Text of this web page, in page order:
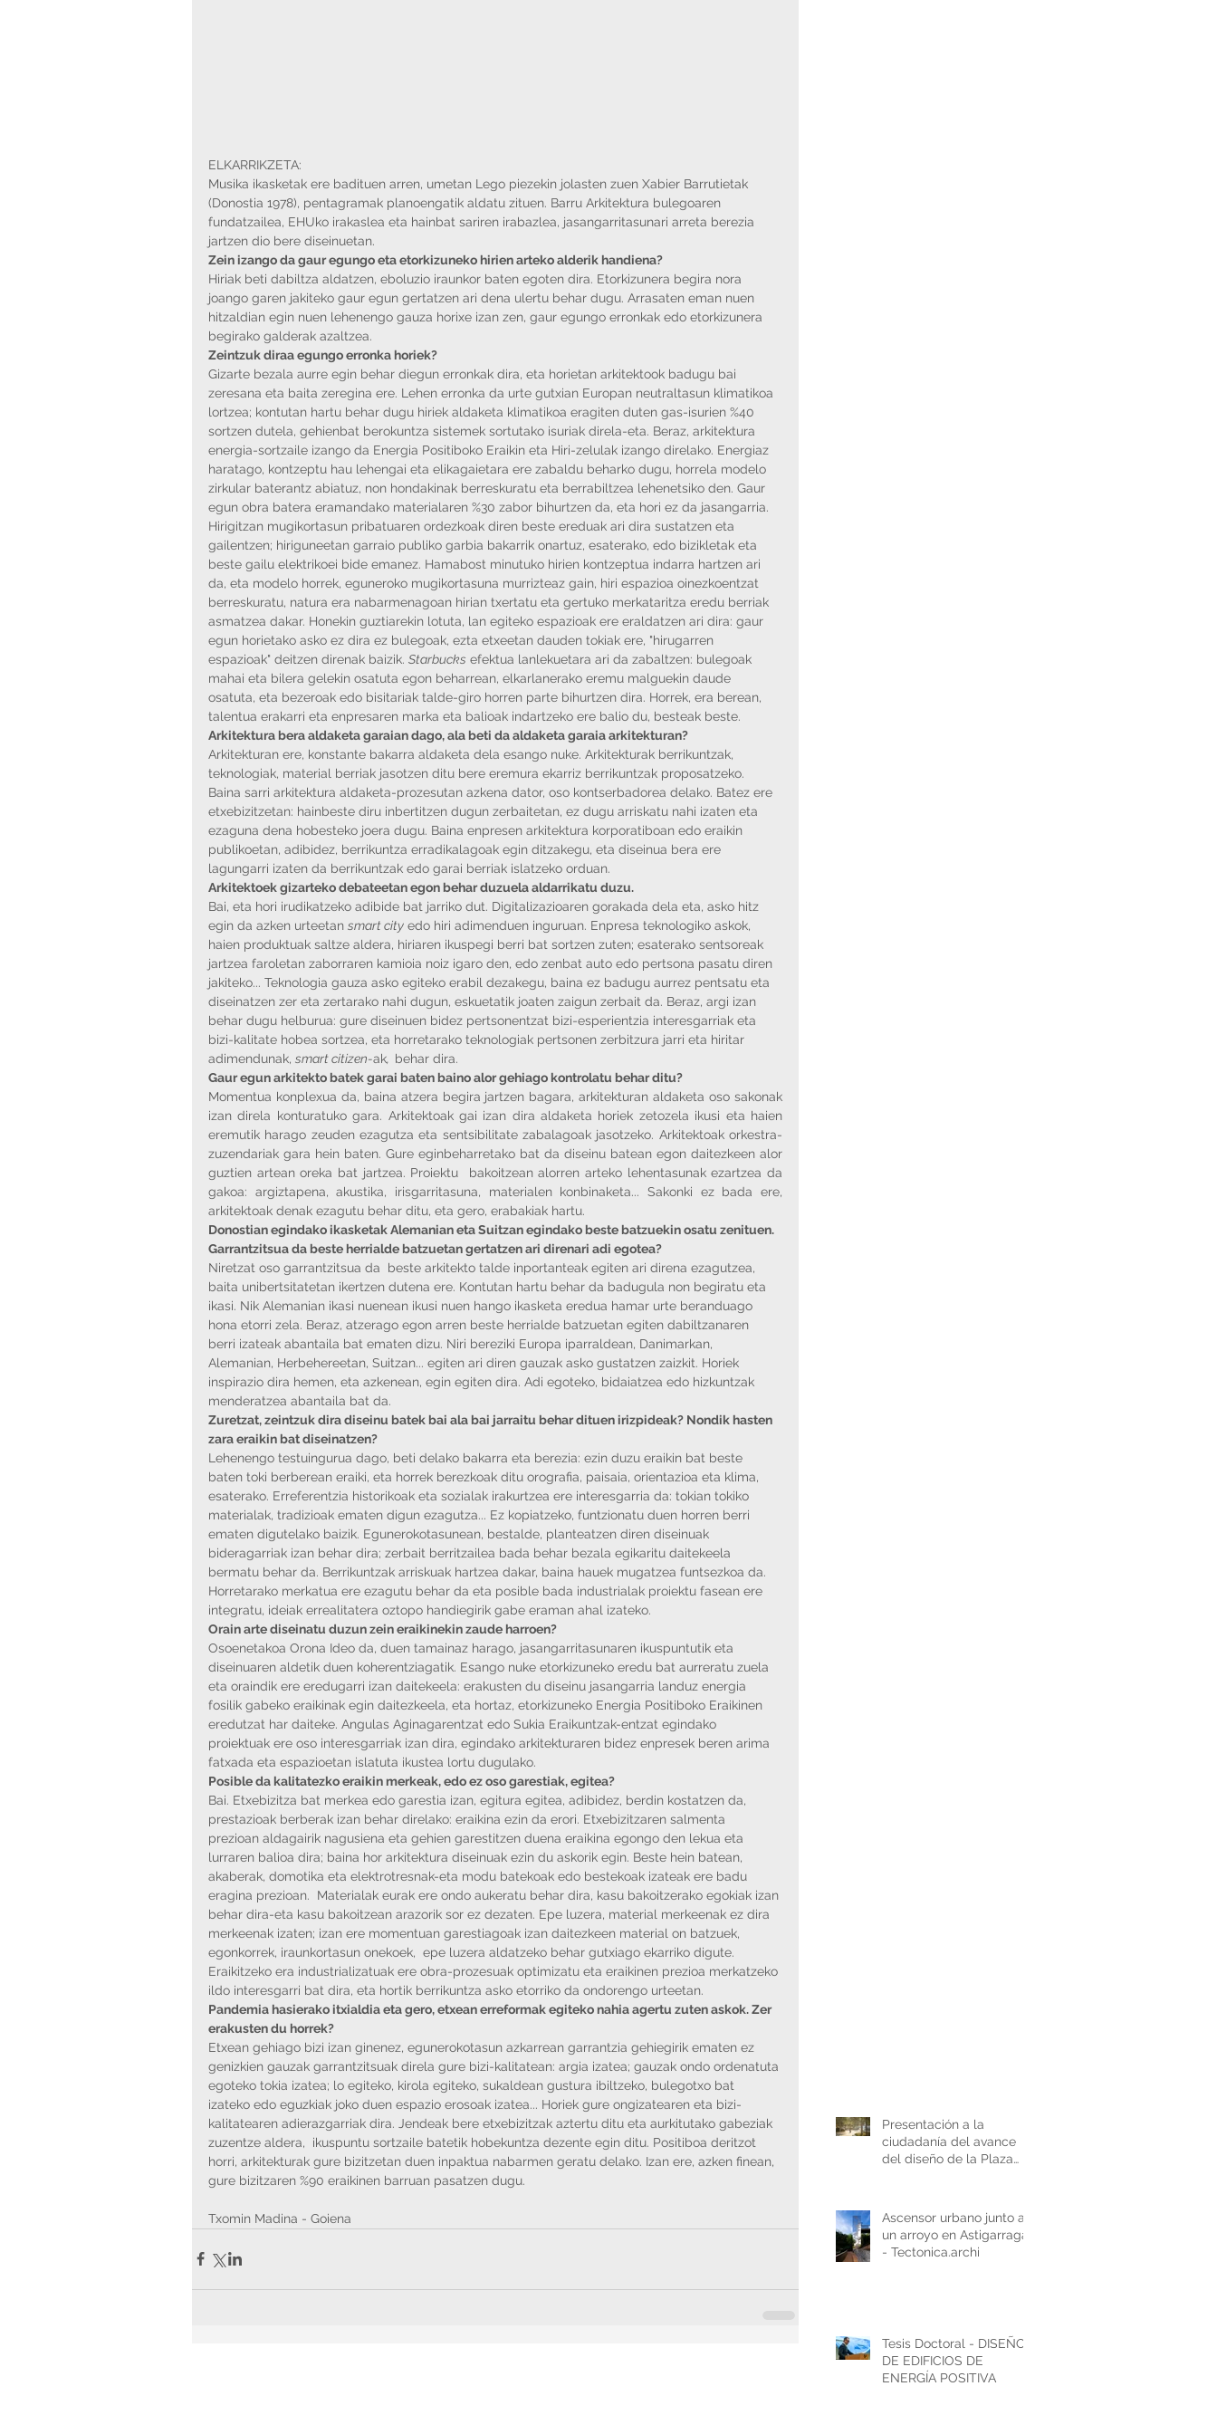
ELKARRIKZETA:
Musika ikasketak ere badituen arren, umetan Lego piezekin jolasten zuen Xabier Barrutietak
(Donostia 1978), pentagramak planoengatik aldatu zituen. Barru Arkitektura bulegoaren
fundatzailea, EHUko irakaslea eta hainbat sariren irabazlea, jasangarritasunari arreta berezia
jartzen dio bere diseinuetan.
Zein izango da gaur egungo eta etorkizuneko hirien arteko alderik handiena?
Hiriak beti dabiltza aldatzen, eboluzio iraunkor baten egoten dira. Etorkizunera begira nora
joango garen jakiteko gaur egun gertatzen ari dena ulertu behar dugu. Arrasaten eman nuen
hitzaldian egin nuen lehenengo gauza horixe izan zen, gaur egungo erronkak edo etorkizunera
begirako galderak azaltzea.
Zeintzuk diraa egungo erronka horiek?
Gizarte bezala aurre egin behar diegun erronkak dira, eta horietan arkitektook badugu bai
zeresana eta baita zeregina ere. Lehen erronka da urte gutxian Europan neutraltasun klimatikoa
lortzea; kontutan hartu behar dugu hiriek aldaketa klimatikoa eragiten duten gas-isurien %40
sortzen dutela, gehienbat berokuntza sistemek sortutako isuriak direla-eta. Beraz, arkitektura
energia-sortzaile izango da Energia Positiboko Eraikin eta Hiri-zelulak izango direlako. Energiaz
haratago, kontzeptu hau lehengai eta elikagaietara ere zabaldu beharko dugu, horrela modelo
zirkular baterantz abiatuz, non hondakinak berreskuratu eta berrabiltzea lehenetsiko den. Gaur
egun obra batera eramandako materialaren %30 zabor bihurtzen da, eta hori ez da jasangarria.
Hirigitzan mugikortasun pribatuaren ordezkoak diren beste ereduak ari dira sustatzen eta
gailentzen; hiriguneetan garraio publiko garbia bakarrik onartuz, esaterako, edo bizikletak eta
beste gailu elektrikoei bide emanez. Hamabost minutuko hirien kontzeptua indarra hartzen ari
da, eta modelo horrek, eguneroko mugikortasuna murrizteaz gain, hiri espazioa oinezkoentzat
berreskuratu, natura era nabarmenagoan hirian txertatu eta gertuko merkataritza eredu berriak
asmatzea dakar. Honekin guztiarekin lotuta, lan egiteko espazioak ere eraldatzen ari dira: gaur
egun horietako asko ez dira ez bulegoak, ezta etxeetan dauden tokiak ere, "hirugarren
espazioak" deitzen direnak baizik. Starbucks efektua lanlekuetara ari da zabaltzen: bulegoak
mahai eta bilera gelekin osatuta egon beharrean, elkarlanerako eremu malguekin daude
osatuta, eta bezeroak edo bisitariak talde-giro horren parte bihurtzen dira. Horrek, era berean,
talentua erakarri eta enpresaren marka eta balioak indartzeko ere balio du, besteak beste.
Arkitektura bera aldaketa garaian dago, ala beti da aldaketa garaia arkitekturan?
Arkitekturan ere, konstante bakarra aldaketa dela esango nuke. Arkitekturak berrikuntzak,
teknologiak, material berriak jasotzen ditu bere eremura ekarriz berrikuntzak proposatzeko.
Baina sarri arkitektura aldaketa-prozesutan azkena dator, oso kontserbadorea delako. Batez ere
etxebizitzetan: hainbeste diru inbertitzen dugun zerbaitetan, ez dugu arriskatu nahi izaten eta
ezaguna dena hobesteko joera dugu. Baina enpresen arkitektura korporatiboan edo eraikin
publikoetan, adibidez, berrikuntza erradikalagoak egin ditzakegu, eta diseinua bera ere
lagungarri izaten da berrikuntzak edo garai berriak islatzeko orduan.
Arkitektoek gizarteko debateetan egon behar duzuela aldarrikatu duzu.
Bai, eta hori irudikatzeko adibide bat jarriko dut. Digitalizazioaren gorakada dela eta, asko hitz
egin da azken urteetan smart city edo hiri adimenduen inguruan. Enpresa teknologiko askok,
haien produktuak saltze aldera, hiriaren ikuspegi berri bat sortzen zuten; esaterako sentsoreak
jartzea faroletan zaborraren kamioia noiz igaro den, edo zenbat auto edo pertsona pasatu diren
jakiteko... Teknologia gauza asko egiteko erabil dezakegu, baina ez badugu aurrez pentsatu eta
diseinatzen zer eta zertarako nahi dugun, eskuetatik joaten zaigun zerbait da. Beraz, argi izan
behar dugu helburua: gure diseinuen bidez pertsonentzat bizi-esperientzia interesgarriak eta
bizi-kalitate hobea sortzea, eta horretarako teknologiak pertsonen zerbitzura jarri eta hiritar
adimendunak, smart citizen-ak, behar dira.
Gaur egun arkitekto batek garai baten baino alor gehiago kontrolatu behar ditu?
Momentua konplexua da, baina atzera begira jartzen bagara, arkitekturan aldaketa oso sakonak
izan direla konturatuko gara. Arkitektoak gai izan dira aldaketa horiek zetozela ikusi eta haien
eremutik harago zeuden ezagutza eta sentsibilitate zabalagoak jasotzeko. Arkitektoak orkestra-
zuzendariak gara hein baten. Gure eginbeharretako bat da diseinu batean egon daitezkeen alor
guztien artean oreka bat jartzea. Proiektu  bakoitzean alorren arteko lehentasunak ezartzea da
gakoa: argiztapena, akustika, irisgarritasuna, materialen konbinaketa... Sakonki ez bada ere,
arkitektoak denak ezagutu behar ditu, eta gero, erabakiak hartu.
Donostian egindako ikasketak Alemanian eta Suitzan egindako beste batzuekin osatu zenituen.
Garrantzitsua da beste herrialde batzuetan gertatzen ari direnari adi egotea?
Niretzat oso garrantzitsua da  beste arkitekto talde inportanteak egiten ari direna ezagutzea,
baita unibertsitatetan ikertzen dutena ere. Kontutan hartu behar da badugula non begiratu eta
ikasi. Nik Alemanian ikasi nuenean ikusi nuen hango ikasketa eredua hamar urte beranduago
hona etorri zela. Beraz, atzerago egon arren beste herrialde batzuetan egiten dabiltzanaren
berri izateak abantaila bat ematen dizu. Niri bereziki Europa iparraldean, Danimarkan,
Alemanian, Herbehereetan, Suitzan... egiten ari diren gauzak asko gustatzen zaizkit. Horiek
inspirazio dira hemen, eta azkenean, egin egiten dira. Adi egoteko, bidaiatzea edo hizkuntzak
menderatzea abantaila bat da.
Zuretzat, zeintzuk dira diseinu batek bai ala bai jarraitu behar dituen irizpideak? Nondik hasten
zara eraikin bat diseinatzen?
Lehenengo testuingurua dago, beti delako bakarra eta berezia: ezin duzu eraikin bat beste
baten toki berberean eraiki, eta horrek berezkoak ditu orografia, paisaia, orientazioa eta klima,
esaterako. Erreferentzia historikoak eta sozialak irakurtzea ere interesgarria da: tokian tokiko
materialak, tradizioak ematen digun ezagutza... Ez kopiatzeko, funtzionatu duen horren berri
ematen digutelako baizik. Egunerokotasunean, bestalde, planteatzen diren diseinuak
bideragarriak izan behar dira; zerbait berritzailea bada behar bezala egikaritu daitekeela
bermatu behar da. Berrikuntzak arriskuak hartzea dakar, baina hauek mugatzea funtsezkoa da.
Horretarako merkatua ere ezagutu behar da eta posible bada industrialak proiektu fasean ere
integratu, ideiak errealitatera oztopo handiegirik gabe eraman ahal izateko.
Orain arte diseinatu duzun zein eraikinekin zaude harroen?
Osoenetakoa Orona Ideo da, duen tamainaz harago, jasangarritasunaren ikuspuntutik eta
diseinuaren aldetik duen koherentziagatik. Esango nuke etorkizuneko eredu bat aurreratu zuela
eta oraindik ere eredugarri izan daitekeela: erakusten du diseinu jasangarria landuz energia
fosilik gabeko eraikinak egin daitezkeela, eta hortaz, etorkizuneko Energia Positiboko Eraikinen
eredutzat har daiteke. Angulas Aginagarentzat edo Sukia Eraikuntzak-entzat egindako
proiektuak ere oso interesgarriak izan dira, egindako arkitekturaren bidez enpresek beren arima
fatxada eta espazioetan islatuta ikustea lortu dugulako.
Posible da kalitatezko eraikin merkeak, edo ez oso garestiak, egitea?
Bai. Etxebizitza bat merkea edo garestia izan, egitura egitea, adibidez, berdin kostatzen da,
prestazioak berberak izan behar direlako: eraikina ezin da erori. Etxebizitzaren salmenta
prezioan aldagairik nagusiena eta gehien garestitzen duena eraikina egongo den lekua eta
lurraren balioa dira; baina hor arkitektura diseinuak ezin du askorik egin. Beste hein batean,
akaberak, domotika eta elektrotresnak-eta modu batekoak edo bestekoak izateak ere badu
eragina prezioan.  Materialak eurak ere ondo aukeratu behar dira, kasu bakoitzerako egokiak izan
behar dira-eta kasu bakoitzean arazorik sor ez dezaten. Epe luzera, material merkeenak ez dira
merkeenak izaten; izan ere momentuan garestiagoak izan daitezkeen material on batzuek,
egonkorrek, iraunkortasun onekoek,  epe luzera aldatzeko behar gutxiago ekarriko digute.
Eraikitzeko era industrializatuak ere obra-prozesuak optimizatu eta eraikinen prezioa merkatzeko
ildo interesgarri bat dira, eta hortik berrikuntza asko etorriko da ondorengo urteetan.
Pandemia hasierako itxialdia eta gero, etxean erreformak egiteko nahia agertu zuten askok. Zer
erakusten du horrek?
Etxean gehiago bizi izan ginenez, egunerokotasun azkarrean garrantzia gehiegirik ematen ez
genizkien gauzak garrantzitsuak direla gure bizi-kalitatean: argia izatea; gauzak ondo ordenatuta
egoteko tokia izatea; lo egiteko, kirola egiteko, sukaldean gustura ibiltzeko, bulegotxo bat
izateko edo eguzkiak joko duen espazio erosoak izatea... Horiek gure ongizatearen eta bizi-
kalitatearen adierazgarriak dira. Jendeak bere etxebizitzak aztertu ditu eta aurkitutako gabeziak
zuzentze aldera,  ikuspuntu sortzaile batetik hobekuntza dezente egin ditu. Positiboa deritzot
horri, arkitekturak gure bizitzetan duen inpaktua nabarmen geratu delako. Izan ere, azken finean,
gure bizitzaren %90 eraikinen barruan pasatzen dugu.
Txomin Madina - Goiena
Presentación a la
ciudadanía del avance
del diseño de la Plaza
Ascensor urbano junto a
un arroyo en Astigarraga
- Tectonica.archi
Tesis Doctoral - DISEÑO
DE EDIFICIOS DE
ENERGÍA POSITIVA